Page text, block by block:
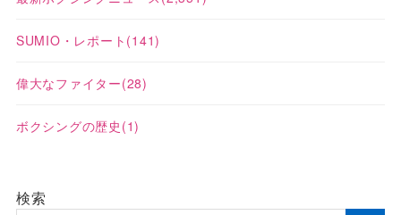
SUMIO・レポート (141)
偉大なファイター(28)
ボクシングの歴史 (1)
検索